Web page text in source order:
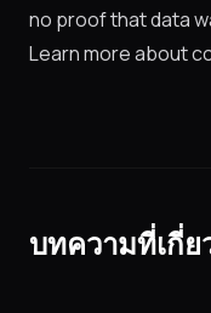
no proof that data
Learn more about
บทความที่เกี่ย